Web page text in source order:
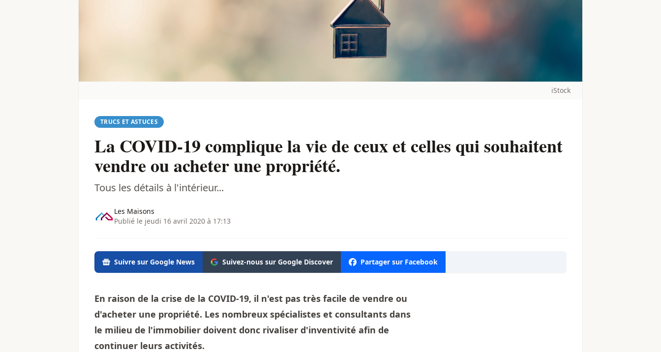
iStock
TRUCS ET ASTUCES
La COVID-19 complique la vie de ceux et celles qui souhaitent
vendre ou acheter une propriété.
Tous les détails à l'intérieur...
Les Maisons
Publié le jeudi 16 avril 2020 à 17:13
Suivre sur Google News Suivez-nous sur Google Discover Partager sur Facebook
En raison de la crise de la COVID-19, il n'est pas très facile de vendre ou
d'acheter une propriété. Les nombreux spécialistes et consultants dans
le milieu de l'immobilier doivent donc rivaliser d'inventivité afin de
continuer leurs activités.